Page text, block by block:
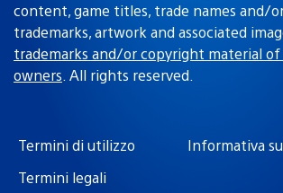
content, game titles, trade names and/
trademarks, artwork and associated
trademarks and/or copyright material
owners. All rights reserved.
Termini di utilizzo
Informativa
Termini legali